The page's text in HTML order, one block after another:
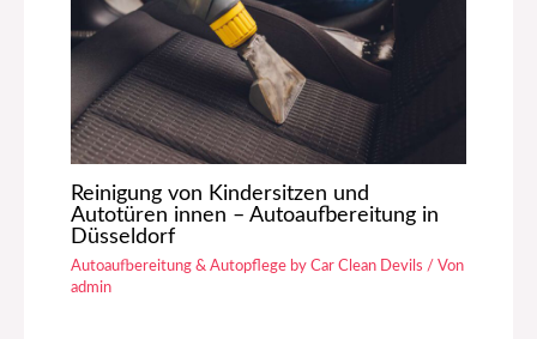
Reinigung von Kindersitzen und
Autotüren innen – Autoaufbereitung in
Düsseldorf
Autoaufbereitung & Autopflege by Car Clean Devils / Von
admin